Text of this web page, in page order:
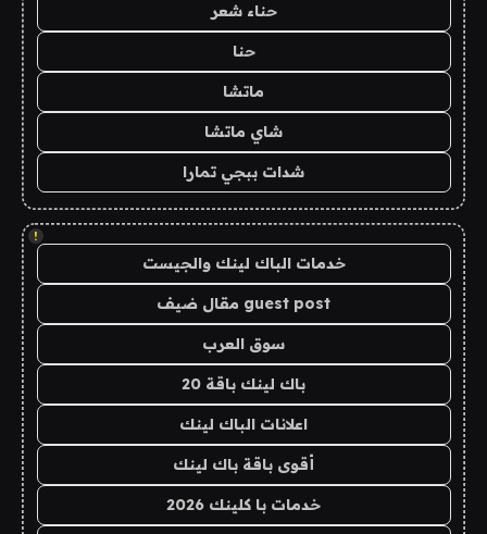
حناء شعر
حنا
ماتشا
شاي ماتشا
شدات ببجي تمارا
!
خدمات الباك لينك والجيست
guest post مقال ضيف
سوق العرب
باك لينك باقة 20
اعلانات الباك لينك
أقوى باقة باك لينك
خدمات با كلينك 2026